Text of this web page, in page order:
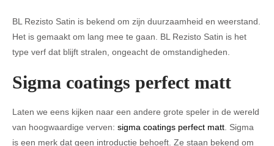
BL Rezisto Satin is bekend om zijn duurzaamheid en weerstand.
Het is gemaakt om lang mee te gaan. BL Rezisto Satin is het
type verf dat blijft stralen, ongeacht de omstandigheden.
Sigma coatings perfect matt
Laten we eens kijken naar een andere grote speler in de wereld
van hoogwaardige verven: sigma coatings perfect matt . Sigma
is een merk dat geen introductie behoeft. Ze staan bekend om